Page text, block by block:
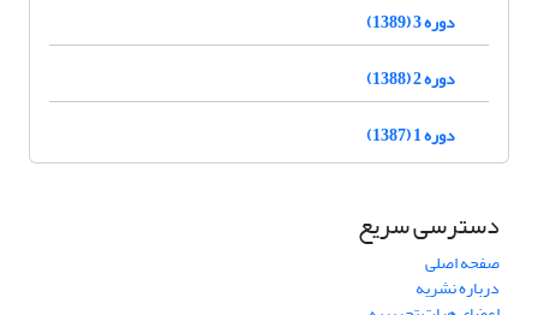
دوره 3 (1389)
دوره 2 (1388)
دوره 1 (1387)
دسترسی سریع
صفحه اصلی
درباره نشریه